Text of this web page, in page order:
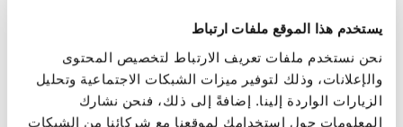
يستخدم هذا الموقع ملفات ارتباط
نحن نستخدم ملفات تعريف الارتباط لتخصيص المحتوى
والإعلانات، وذلك لتوفير ميزات الشبكات الاجتماعية وتحليل
الزيارات الواردة إلينا. إضافةً إلى ذلك، فنحن نشارك
المعلومات حول استخدامك لموقعنا مع شركائنا من الشبكات
عرض الكائنات على الخريطة بشكل صحيح.
مقصورة النقل